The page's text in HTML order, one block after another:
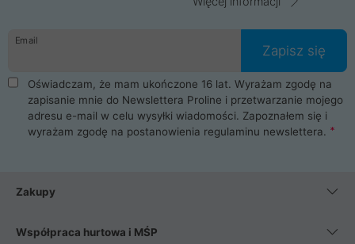
Email
Zapisz się
Oświadczam, że mam ukończone 16 lat. Wyrażam zgodę na
zapisanie mnie do Newslettera Proline i przetwarzanie mojego
adresu e-mail w celu wysyłki wiadomości. Zapoznałem się i
wyrażam zgodę na postanowienia regulaminu newslettera.
Zakupy
Współpraca hurtowa i MŚP